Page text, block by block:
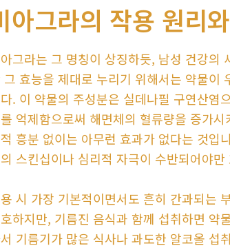
아그라의 작용 원리
그라는 그 명칭이 상징하듯, 남성 건강의
그 효능을 제대로 누리기 위해서는 약물이
. 이 약물의 주성분은 실데나필 구연산염
억제함으로써 해면체의 혈류량을 증가
흥분 없이는 아무런 효과가 없다는 것입
스킨십이나 심리적 자극이 수반되어야
시 가장 기본적이면서도 흔히 간과되는
하지만, 기름진 음식과 함께 섭취하면 약
기름기가 많은 식사나 과도한 알코올 섭